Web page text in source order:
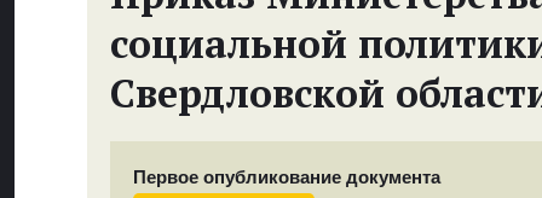
социальной
Свердловской
Первое опубликование документа